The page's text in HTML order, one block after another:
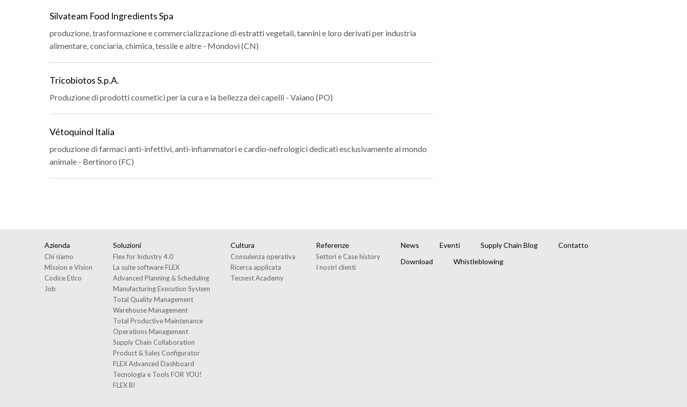
Silvateam Food Ingredients Spa
produzione, trasformazione e commercializzazione di estratti vegetali, tannini e loro derivati per industria
alimentare, conciaria, chimica, tessile e altre - Mondovì (CN)
Tricobiotos S.p.A.
Produzione di prodotti cosmetici per la cura e la bellezza dei capelli - Vaiano (PO)
Vétoquinol Italia
produzione di farmaci anti-infettivi, anti-infiammatori e cardio-nefrologici dedicati esclusivamente al mondo
animale - Bertinoro (FC)
Azienda
Chi siamo
Mission e Vision
Codice Etico
Job
Soluzioni
Flex for Industry 4.0
La suite software FLEX
Advanced Planning & Scheduling
Manufacturing Execution System
Total Quality Management
Warehouse Management
Total Productive Maintenance
Operations Management
Supply Chain Collaboration
Product & Sales Configurator
FLEX Advanced Dashboard
Tecnologia e Tools FOR YOU!
FLEX BI
Cultura
Consulenza operativa
Ricerca applicata
Tecnest Academy
Referenze
Settori e Case history
I nostri clienti
News Eventi Supply Chain Blog
Contatto
Download
Whistleblowing